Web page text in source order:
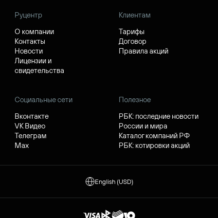
Руцентр
О компании
Контакты
Новости
Лицензии и
свидетельства
Клиентам
Тарифы
Договор
Правила акций
Социальные сети
Вконтакте
VK Видео
Телеграм
Max
Полезное
РБК: последние новости
России и мира
Каталог компаний РФ
РБК: котировки акций
English (USD)